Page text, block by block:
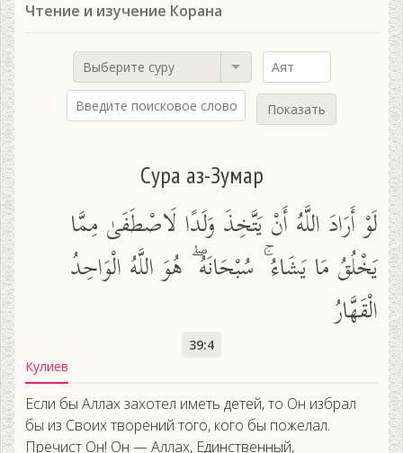
Чтение и изучение Корана
Выберите суру
Показать
Сура аз-Зумар
لَوْ أَرَادَ اللَّهُ أَنْ يَتَّخِذَ وَلَدًا لَاصْطَفَىٰ مِمَّا
يَخْلُقُ مَا يَشَاءُ ۚ سُبْحَانَهُ ۖ هُوَ اللَّهُ الْوَاحِدُ
الْقَهَّارُ
39:4
Кулиев
Если бы Аллах захотел иметь детей, то Он избрал
бы из Своих творений того, кого бы пожелал.
Пречист Он! Он — Аллах, Единственный,